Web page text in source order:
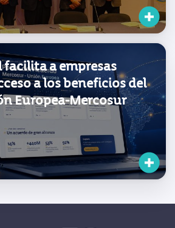
a empresas
a los beneficios del
Europea-Mercosur